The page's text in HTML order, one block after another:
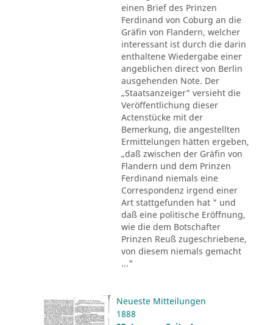
einen Brief des Prinzen
Ferdinand von Coburg an die
Gräfin von Flandern, welcher
interessant ist durch die darin
enthaltene Wiedergabe einer
angeblichen direct von Berlin
ausgehenden Note. Der
„Staatsanzeiger" versieht die
Veröffentlichung dieser
Actenstücke mit der
Bemerkung, die angestellten
Ermittelungen hätten ergeben,
„daß zwischen der Gräfin von
Flandern und dem Prinzen
Ferdinand niemals eine
Correspondenz irgend einer
Art stattgefunden hat " und
daß eine politische Eröffnung,
wie die dem Botschafter
Prinzen Reuß zugeschriebene,
von diesem niemals gemacht
..."
Neueste Mitteilungen
1888